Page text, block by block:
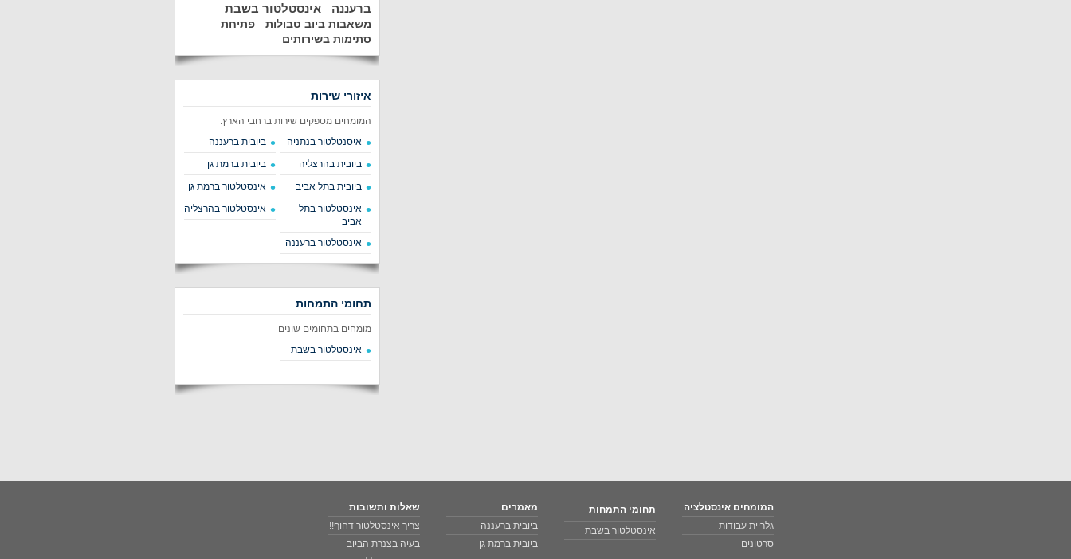
ברעננה
אינסטלטור בשבת
משאבות ביוב טבולות
פתיחת
סתימות בשירותים
איזורי שירות
המומחים מספקים שירות ברחבי הארץ.
איסנטלטור בנתניה
ביובית ברעננה
ביובית בהרצליה
ביובית ברמת גן
ביובית בתל אביב
אינסטלטור ברמת גן
אינסטלטור בתל
אביב
אינסטלטור בהרצליה
אינסטלטור ברעננה
תחומי התמחות
מומחים בתחומים שונים
אינסטלטור בשבת
המומחים אינסטלציה
גלריית עבודות
סרטונים
תחומי התמחות
אינסטלטור בשבת
מאמרים
ביובית ברעננה
ביובית ברמת גן
שאלות ותשובות
צריך אינסטלטור דחוף!!
בעיה בצנרת הביוב